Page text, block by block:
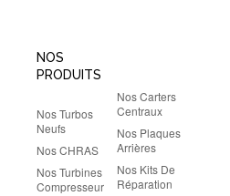
NOS
PRODUITS
Nos Turbos
Neufs
Nos CHRAS
Nos Turbines
Compresseur
Nos Carters
Centraux
Nos Plaques
Arrières
Nos Kits De
Réparation